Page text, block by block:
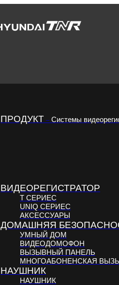
ПРОДУКТ – Системы
ВИДЕОРЕГИСТРАТОР
T СЕРИЕС
UNIQ СЕРИЕС
АКСЕССУАРЫ
ДОМАШНЯЯ
УМНЫЙ ДОМ
ВИДЕОДОМОФОН
ВЫЗЫВНЫЙ ПАНЕЛЬ
MНОГОАБОНЕНСКАЯ
НАУШНИК
НАУШНИК